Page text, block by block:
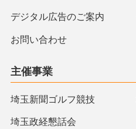
デジタル広告のご案内
お問い合わせ
主催事業
埼玉新聞ゴルフ競技
埼玉政経懇話会